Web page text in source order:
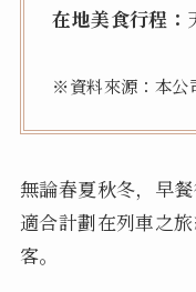
在地美食行程：
※資料來源：本公
無論春夏秋冬，早
適合計劃在列車之
客。